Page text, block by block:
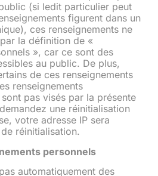
(si ledit particulier peut
figurent dans un
ces renseignements ne
la définition de «
», car ce sont des
au public. De plus,
de ces renseignements
renseignements
pas visés par la présente
une réinitialisation
votre adresse IP sera
réinitialisation.
personnels
automatiquement des